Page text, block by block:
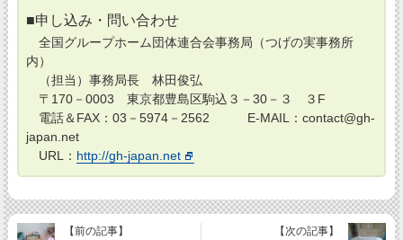
■申し込み・問い合わせ
全国グループホーム団体連合会事務局（つげの実事務所
内）
（担当）事務局長 林田俊弘
〒170－0003 東京都豊島区駒込３－30－３ ３F
電話＆FAX：03－5974－2562 E-MAIL：contact@gh-
japan.net
URL： http://gh-japan.net
【前の記事】 【次の記事】